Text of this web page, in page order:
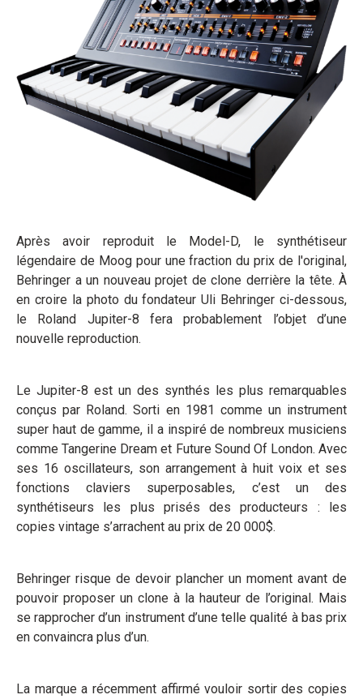
Après avoir reproduit le Model-D, le synthétiseur
légendaire de Moog pour une fraction du prix de l'original,
Behringer a un nouveau projet de clone derrière la tête. À
en croire la photo du fondateur Uli Behringer ci-dessous,
le Roland Jupiter-8 fera probablement l’objet d’une
nouvelle reproduction.
Le Jupiter-8 est un des synthés les plus remarquables
conçus par Roland. Sorti en 1981 comme un instrument
super haut de gamme, il a inspiré de nombreux musiciens
comme Tangerine Dream et Future Sound Of London. Avec
ses 16 oscillateurs, son arrangement à huit voix et ses
fonctions claviers superposables, c’est un des
synthétiseurs les plus prisés des producteurs : les
copies vintage s’arrachent au prix de 20 000$.
Behringer risque de devoir plancher un moment avant de
pouvoir proposer un clone à la hauteur de l’original. Mais
se rapprocher d’un instrument d’une telle qualité à bas prix
en convaincra plus d’un.
La marque a récemment affirmé vouloir sortir des copies